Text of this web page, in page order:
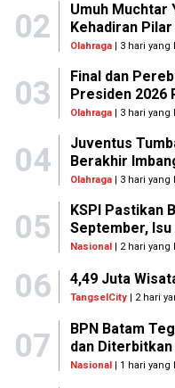
02
Umuh Muchtar
Kehadiran
Olahraga| 3 hari yang
03
Final dan
Presiden 2026
Olahraga| 3 hari yang
04
Juventus
Berakhir
Olahraga| 3 hari yang
05
KSPI Pastikan
September,
Nasional| 2 hari yang
06 4,49 Juta
TangselCity | 2 hari
07
BPN Batam
dan
Nasional| 1 hari yang